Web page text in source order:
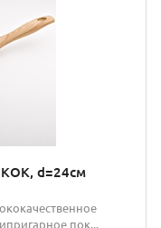
d=24см
пок...